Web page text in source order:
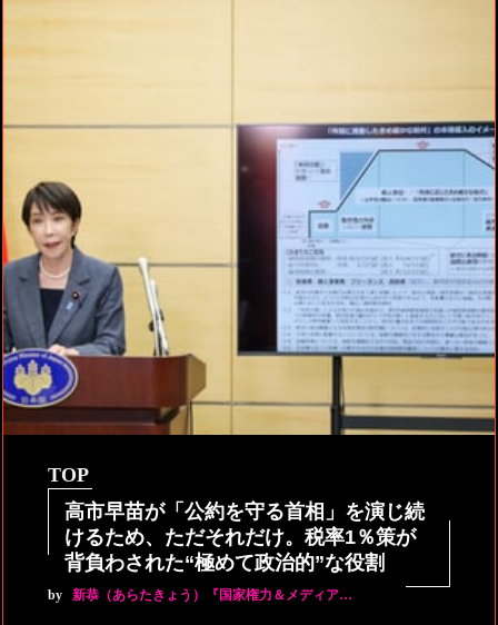
TOP
高市早苗が「公約を守る首相」を演じ続
けるため、ただそれだけ。税率1％策が
背負わされた“極めて政治的”な役割
by 新恭（あらたきょう）『国家権力＆メディア…